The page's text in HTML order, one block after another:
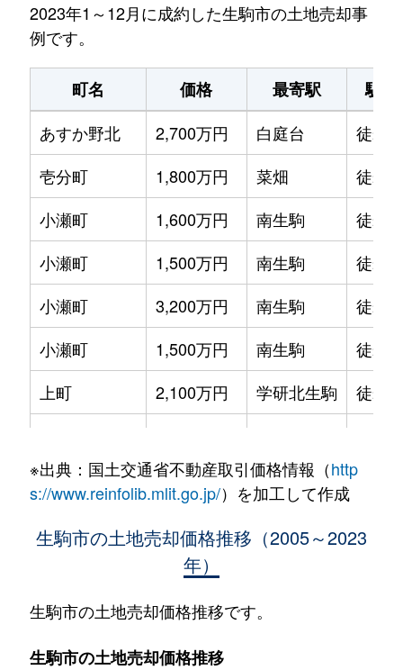
2023年1～12月に成約した生駒市の土地売却事
例です。
町名 価格 最寄駅
駅徒
あすか野北
2,700万円 白庭台
徒歩
壱分町
1,800万円 菜畑
徒歩
小瀬町
1,600万円 南生駒
徒歩
小瀬町
1,500万円 南生駒
徒歩
小瀬町
3,200万円 南生駒
徒歩2
小瀬町
1,500万円 南生駒
徒歩
上町
2,100万円 学研北生駒
徒歩
北田原町
21,000万円 学研北生駒
徒歩
13,000万円
北大和
3,000万円
北大和
4,700万円
※出典：国土交通省不動産取引価格情報（http
s://www.reinfolib.mlit.go.jp/）を加工して作成
生駒市の土地売却価格推移（2005～2023
年）
生駒市の土地売却価格推移です。
生駒市の土地売却価格推移